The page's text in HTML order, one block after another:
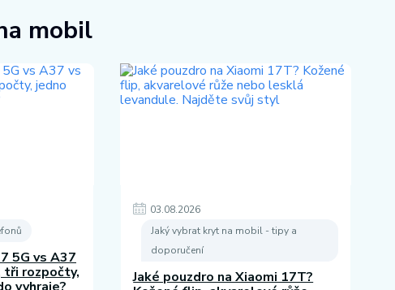
mobil
5G vs A37
rozpočty,
03.08.2026
Jaký vybrat kryt na mobil - tipy a
doporučení
Jaké pouzdro na Xiaomi 17T?